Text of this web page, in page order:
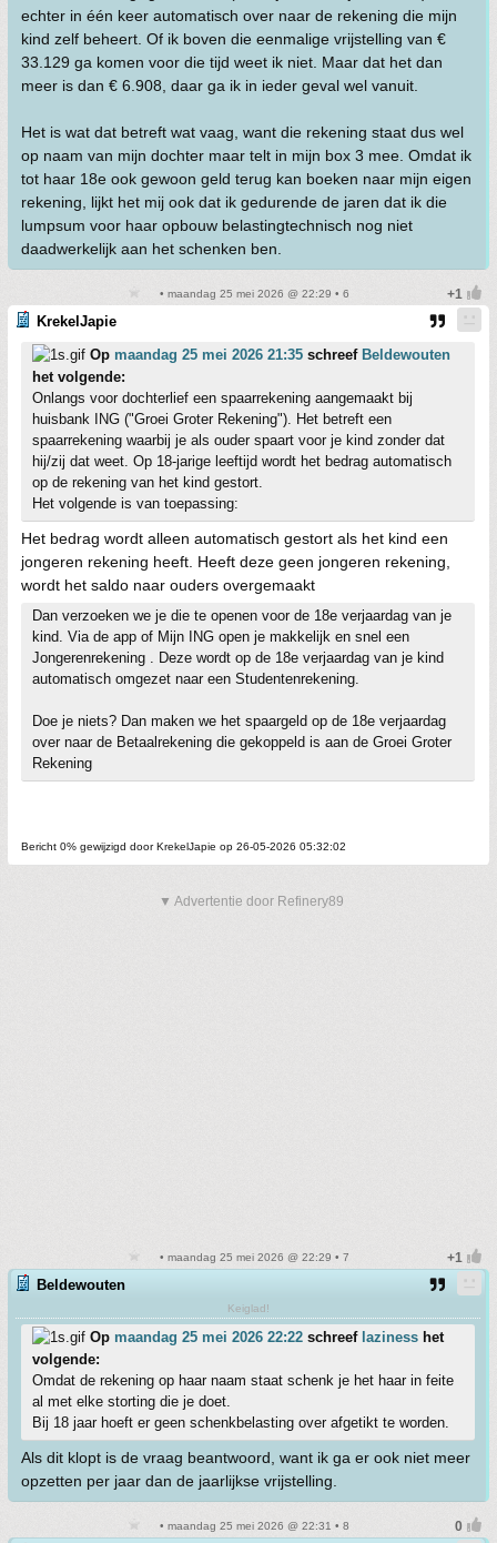
echter in één keer automatisch over naar de rekening die mijn
kind zelf beheert. Of ik boven die eenmalige vrijstelling van €
33.129 ga komen voor die tijd weet ik niet. Maar dat het dan
meer is dan € 6.908, daar ga ik in ieder geval wel vanuit.
Het is wat dat betreft wat vaag, want die rekening staat dus wel
op naam van mijn dochter maar telt in mijn box 3 mee. Omdat ik
tot haar 18e ook gewoon geld terug kan boeken naar mijn eigen
rekening, lijkt het mij ook dat ik gedurende de jaren dat ik die
lumpsum voor haar opbouw belastingtechnisch nog niet
daadwerkelijk aan het schenken ben.
• maandag 25 mei 2026 @ 22:29 • 6
KrekelJapie
Op maandag 25 mei 2026 21:35 schreef Beldewouten
het volgende:
Onlangs voor dochterlief een spaarrekening aangemaakt bij
huisbank ING ("Groei Groter Rekening"). Het betreft een
spaarrekening waarbij je als ouder spaart voor je kind zonder dat
hij/zij dat weet. Op 18-jarige leeftijd wordt het bedrag automatisch
op de rekening van het kind gestort.
Het volgende is van toepassing:
Het bedrag wordt alleen automatisch gestort als het kind een
jongeren rekening heeft. Heeft deze geen jongeren rekening,
wordt het saldo naar ouders overgemaakt
Dan verzoeken we je die te openen voor de 18e verjaardag van je
kind. Via de app of Mijn ING open je makkelijk en snel een
Jongerenrekening . Deze wordt op de 18e verjaardag van je kind
automatisch omgezet naar een Studentenrekening.
Doe je niets? Dan maken we het spaargeld op de 18e verjaardag
over naar de Betaalrekening die gekoppeld is aan de Groei Groter
Rekening
Bericht 0% gewijzigd door KrekelJapie op 26-05-2026 05:32:02
▼ Advertentie door Refinery89
• maandag 25 mei 2026 @ 22:29 • 7
Beldewouten
Keiglad!
Op maandag 25 mei 2026 22:22 schreef laziness het
volgende:
Omdat de rekening op haar naam staat schenk je het haar in feite
al met elke storting die je doet.
Bij 18 jaar hoeft er geen schenkbelasting over afgetikt te worden.
Als dit klopt is de vraag beantwoord, want ik ga er ook niet meer
opzetten per jaar dan de jaarlijkse vrijstelling.
• maandag 25 mei 2026 @ 22:31 • 8